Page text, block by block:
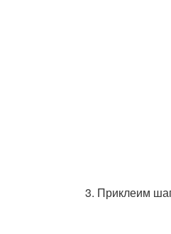
3. Приклеим